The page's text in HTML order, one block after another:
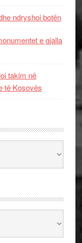
ndryshoi botën
e gjalla
takim në
të Kosovës